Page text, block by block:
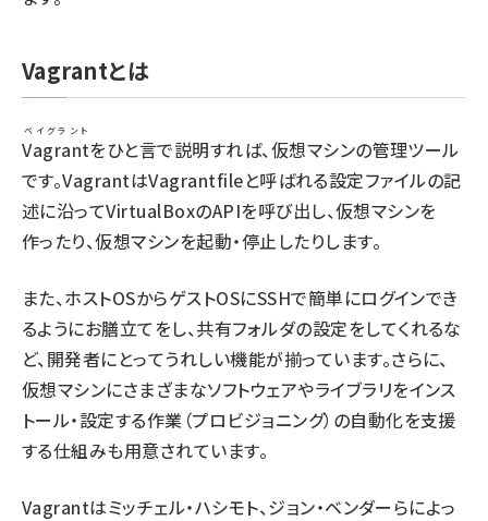
Vagrantとは
Vagrant
ベイグラント
をひと言で説明すれば、仮想マシンの管理ツール
です。VagrantはVagrantfileと呼ばれる設定ファイルの記
述に沿ってVirtualBoxのAPIを呼び出し、仮想マシンを
作ったり、仮想マシンを起動・停止したりします。
また、ホストOSからゲストOSにSSHで簡単にログインでき
るようにお膳立てをし、共有フォルダの設定をしてくれるな
ど、開発者にとってうれしい機能が揃っています。さらに、
仮想マシンにさまざまなソフトウェアやライブラリをインス
トール・設定する作業（プロビジョニング）の自動化を支援
する仕組みも用意されています。
Vagrantはミッチェル・ハシモト、ジョン・ベンダーらによっ